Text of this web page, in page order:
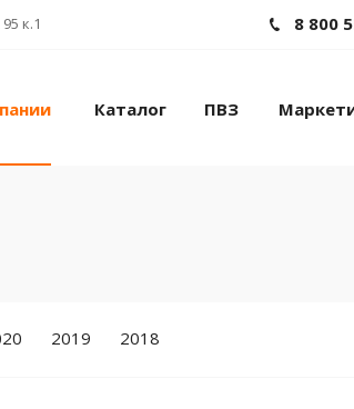
к.1 8 800
Каталог ПВЗ
2019 2018